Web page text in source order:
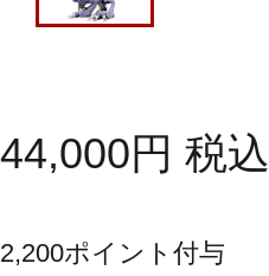
44,000円 税込
2,200ポイント付与